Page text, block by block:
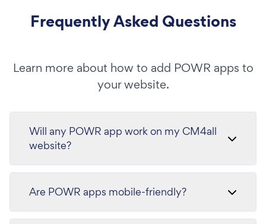
Frequently Asked Questions
Learn more about how to add POWR apps to
your website.
Will any POWR app work on my CM4all
website?
Are POWR apps mobile-friendly?